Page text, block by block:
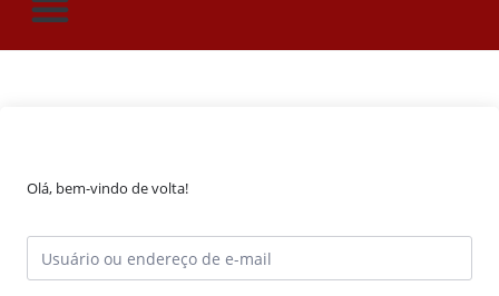
Olá, bem-vindo de volta!